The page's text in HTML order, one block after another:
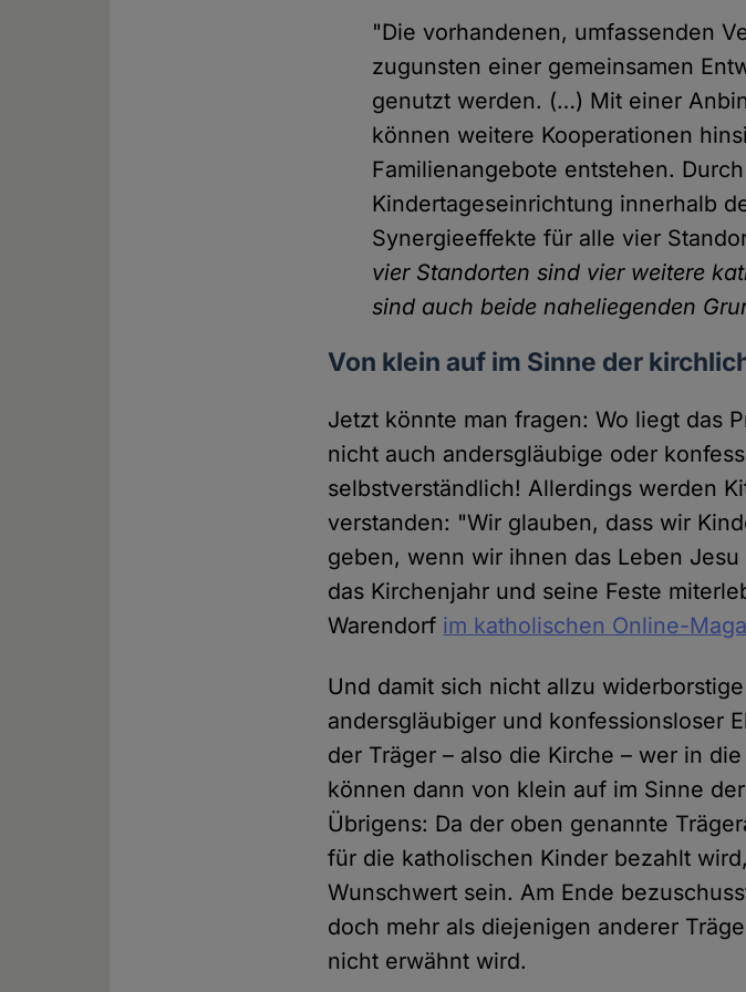
"Die vorhandenen, umfassenden
zugunsten einer gemeinsamen
genutzt werden. (…) Mit einer
können weitere Kooperationen
Familienangebote entstehen.
Kindertageseinrichtung innerhalb
Synergieeffekte für alle vier
vier Standorten sind vier weitere
sind auch beide naheliegenden
Von klein auf im Sinne der
Jetzt könnte man fragen: Wo liegt das
nicht auch andersgläubige oder
selbstverständlich! Allerdings werden
verstanden: "Wir glauben, dass wir
geben, wenn wir ihnen das Leben
das Kirchenjahr und seine Feste
Warendorf im katholischen Online-
Und damit sich nicht allzu
andersgläubiger und konfessionsloser
der Träger – also die Kirche – wer in
können dann von klein auf im Sinne
Übrigens: Da der oben genannte
für die katholischen Kinder bezahlt
Wunschwert sein. Am Ende
doch mehr als diejenigen anderer
nicht erwähnt wird.